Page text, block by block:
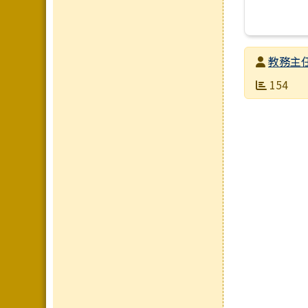
發布者教務主
發布日期
瀏覽次數
154